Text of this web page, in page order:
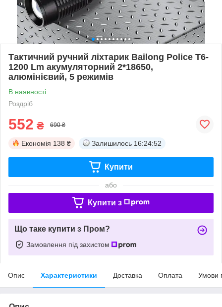
Тактичний ручний ліхтарик Bailong Police T6-
1200 Lm акумуляторний 2*18650,
алюмінієвий, 5 режимів
В наявності
Роздріб
552 ₴ 690 ₴
Економія 138 ₴ Залишилось 16:24:51
Купити
або
Купити з
Що таке купити з Пром?
Замовлення під захистом
Опис Характеристики Доставка Оплата Умови